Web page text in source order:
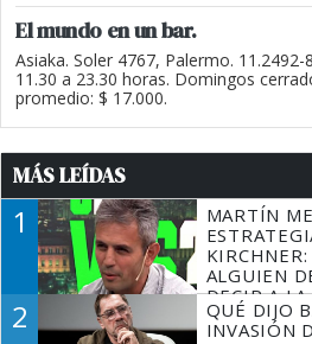
El mundo en un bar.
Asiaka. Soler 4767, Palermo.
11.30 a 23.30 horas. Domingos
promedio: $ 17.000.
MÁS LEÍDAS
1
MARTÍN
ALGUIEN
DECIR A
TIENE QUE
2
QUÉ DIJO
INVASIÓN